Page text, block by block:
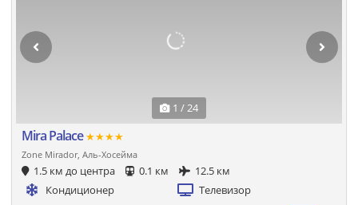
1 / 24
Mira Palace★★★★
Zone Mirador, Аль-Хосейма
1.5 км до центра 0.1 км
12.5 км
Кондиционер
Телевизор